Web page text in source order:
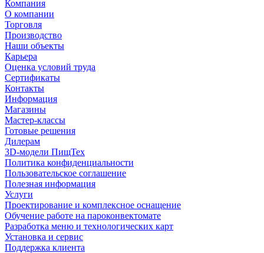
Компания
О компании
Торговля
Производство
Наши объекты
Карьера
Оценка условий труда
Сертификаты
Контакты
Информация
Магазины
Мастер-классы
Готовые решения
Дилерам
3D-модели ПищТех
Политика конфиденциальности
Пользовательское соглашение
Полезная информация
Услуги
Проектирование и комплексное оснащение
Обучение работе на пароконвектомате
Разработка меню и технологических карт
Установка и сервис
Поддержка клиента